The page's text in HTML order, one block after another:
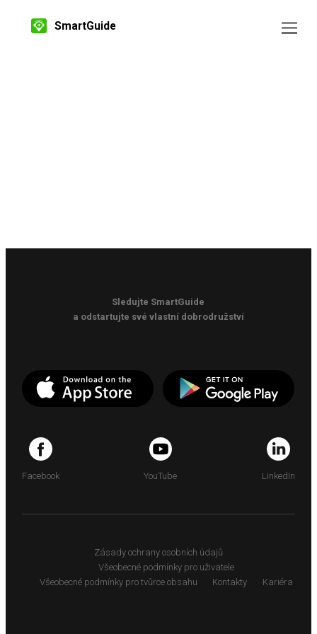
SmartGuide
Sledujte SmartGuide
a odstartujte své vlastní dobrodružství
Facebook YouTube LinkedIn
Zásady ochrany osobních údajů
Všeobecné podmínky pro uživatele
Všeobecné podmínky pro tvůrce obsahu
Kontakty Kariéra